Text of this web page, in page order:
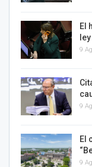
El
9
9
El
9